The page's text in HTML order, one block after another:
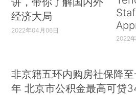
经济大局
2022年04月06日
2022
非京籍五环内购房社保降至
年 北京市公积金最高可贷